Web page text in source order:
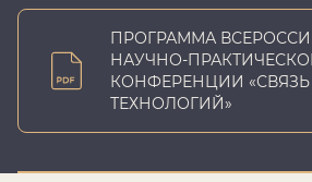
ПРОГРАММА
НАУЧНО-
КОНФЕРЕНЦИИ
ТЕХНОЛОГИЙ»